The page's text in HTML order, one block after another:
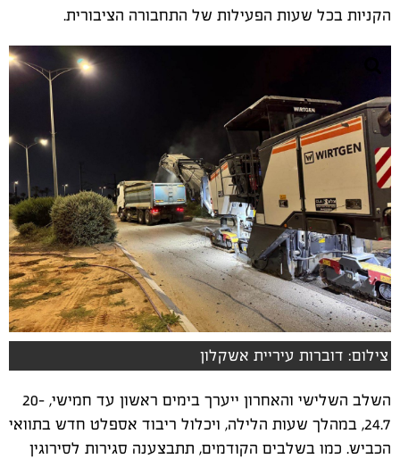
הקניות בכל שעות הפעילות של התחבורה הציבורית.
צילום: דוברות עיריית אשקלון
השלב השלישי והאחרון ייערך בימים ראשון עד חמישי, 20-
24.7, במהלך שעות הלילה, ויכלול ריבוד אספלט חדש בתוואי
הכביש. כמו בשלבים הקודמים, תתבצענה סגירות לסירוגין